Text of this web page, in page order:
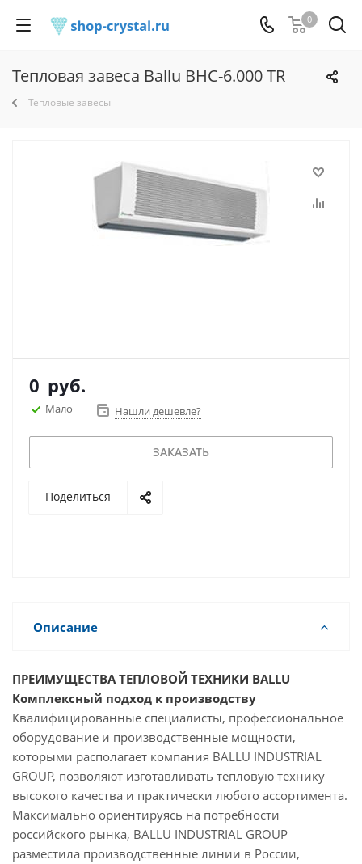
0
Тепловая завеса Ballu BHC-6.000 TR
Тепловые завесы
0 руб.
Мало Нашли дешевле?
ЗАКАЗАТЬ
Поделиться
Описание
ПРЕИМУЩЕСТВА ТЕПЛОВОЙ ТЕХНИКИ BALLU
Комплексный подход к производству
Квалифицированные специалисты, профессиональное
оборудование и производственные мощности,
которыми располагает компания BALLU INDUSTRIAL
GROUP, позволяют изготавливать тепловую технику
высокого качества и практически любого ассортимента.
Максимально ориентируясь на потребности
российского рынка, BALLU INDUSTRIAL GROUP
разместила производственные линии в России,